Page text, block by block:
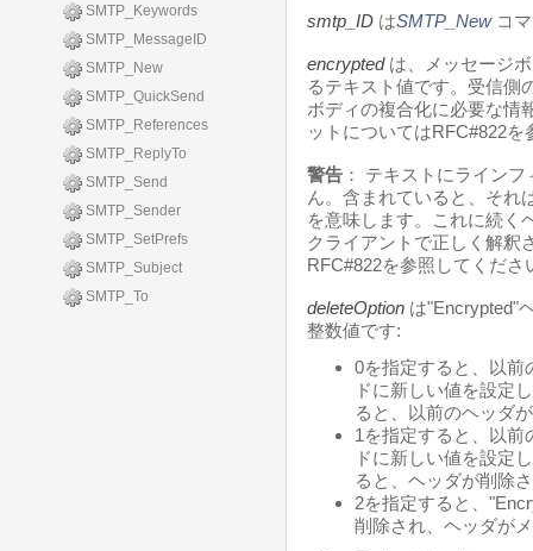
SMTP_Keywords
SMTP_MessageID
SMTP_New
SMTP_QuickSend
SMTP_References
SMTP_ReplyTo
SMTP_Send
SMTP_Sender
SMTP_SetPrefs
SMTP_Subject
SMTP_To
smtp_ID はSMTP_Newコマ
encryptedは、メッセージ
るテキスト値です。受信側
ボディの複合化に必要な情
ットについてはRFC#822
警告 ： テキストにライン
ん。含まれていると、それ
を意味します。これに続く
クライアントで正しく解釈
RFC#822を参照してくださ
deleteOption は"Encrypted"
整数値です:
0を指定すると、以前
ドに新しい値を設定
ると、以前のヘッダ
1を指定すると、以前
ドに新しい値を設定
ると、ヘッダが削除
2を指定すると、
削除され、ヘッダが